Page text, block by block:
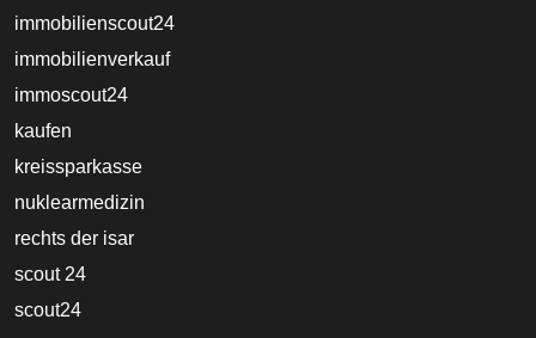
immobilienscout24
immobilienverkauf
immoscout24
kaufen
kreissparkasse
nuklearmedizin
rechts der isar
scout 24
scout24